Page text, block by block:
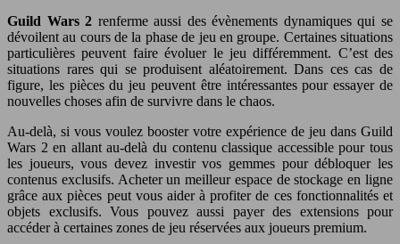
Guild Wars 2 renferme aussi des évènements dynamiques qui se
dévoilent au cours de la phase de jeu en groupe. Certaines situations
particulières peuvent faire évoluer le jeu différemment. C’est des
situations rares qui se produisent aléatoirement. Dans ces cas de
figure, les pièces du jeu peuvent être intéressantes pour essayer de
nouvelles choses afin de survivre dans le chaos.
Au-delà, si vous voulez booster votre expérience de jeu dans Guild
Wars 2 en allant au-delà du contenu classique accessible pour tous
les joueurs, vous devez investir vos gemmes pour débloquer les
contenus exclusifs. Acheter un meilleur espace de stockage en ligne
grâce aux pièces peut vous aider à profiter de ces fonctionnalités et
objets exclusifs. Vous pouvez aussi payer des extensions pour
accéder à certaines zones de jeu réservées aux joueurs premium.